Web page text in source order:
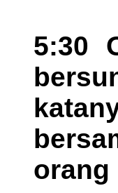
5:30
orang